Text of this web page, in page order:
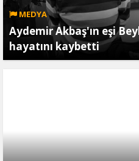
MEDYA
Aydemir Akbaş'ın eşi
hayatını kaybetti